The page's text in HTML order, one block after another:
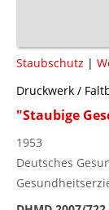
Staubschutz |
Druckwerk /
"Staubige
1953
Deutsches